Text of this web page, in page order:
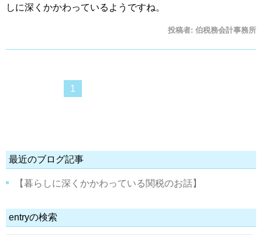
しに深くかかわっているようですね。
投稿者: 伯税務会計事務所
1
最近のブログ記事
【暮らしに深くかかわっている関税のお話】
entryの検索